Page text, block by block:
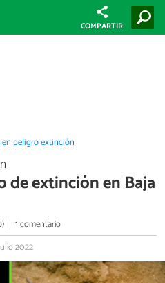
COMPARTIR
peligro extinción
de extinción en Baja
1 comentario
2022